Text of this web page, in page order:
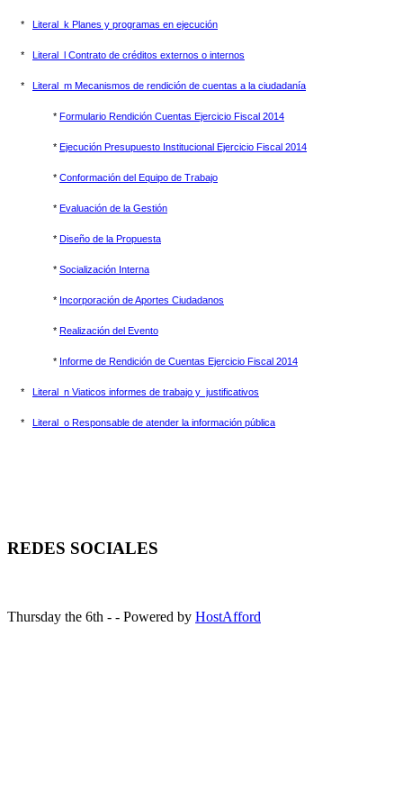
* Literal_k Planes y programas en ejecución
* Literal_l Contrato de créditos externos o internos
* Literal_m Mecanismos de rendición de cuentas a la ciudadanía
* Formulario Rendición Cuentas Ejercicio Fiscal 2014
* Ejecución Presupuesto Institucional Ejercicio Fiscal 2014
* Conformación del Equipo de Trabajo
* Evaluación de la Gestión
* Diseño de la Propuesta
* Socialización Interna
* Incorporación de Aportes Ciudadanos
* Realización del Evento
* Informe de Rendición de Cuentas Ejercicio Fiscal 2014
* Literal_n Viaticos informes de trabajo y justificativos
* Literal_o Responsable de atender la información pública
REDES SOCIALES
Thursday the 6th - - Powered by HostAfford